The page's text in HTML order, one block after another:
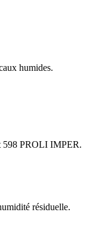
humides.
598 PROLI IMPER.
résiduelle.